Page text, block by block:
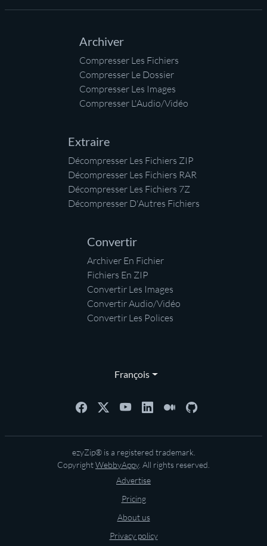
Archiver
Compresser Les Fichiers
Compresser Le Dossier
Compresser Les Images
Compresser L'Audio/Vidéo
Extraire
Décompresser Les Fichiers ZIP
Décompresser Les Fichiers RAR
Décompresser Les Fichiers 7Z
Décompresser D'Autres Fichiers
Convertir
Archiver En Fichier
Fichiers En ZIP
Convertir Les Images
Convertir Audio/Vidéo
Convertir Les Polices
François
ezyZip® is a registered trademark.
CopyrightWebbyAppy. All rights reserved.
Advertise
Pricing
About us
Privacy policy